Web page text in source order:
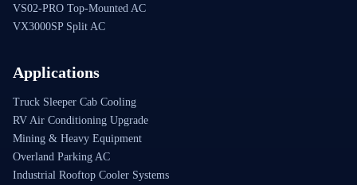
VS02-PRO Top-Mounted AC
VX3000SP Split AC
Applications
Truck Sleeper Cab Cooling
RV Air Conditioning Upgrade
Mining & Heavy Equipment
Overland Parking AC
Industrial Rooftop Cooler Systems